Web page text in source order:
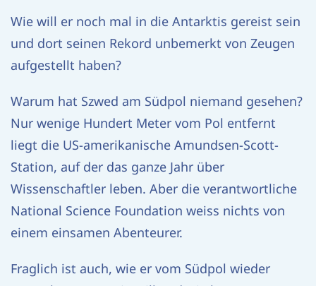
Wie will er noch mal in die Antarktis gereist sein
und dort seinen Rekord unbemerkt von Zeugen
aufgestellt haben?
Warum hat Szwed am Südpol niemand gesehen?
Nur wenige Hundert Meter vom Pol entfernt
liegt die US-amerikanische Amundsen-Scott-
Station, auf der das ganze Jahr über
Wissenschaftler leben. Aber die verantwortliche
National Science Foundation weiss nichts von
einem einsamen Abenteurer.
Fraglich ist auch, wie er vom Südpol wieder